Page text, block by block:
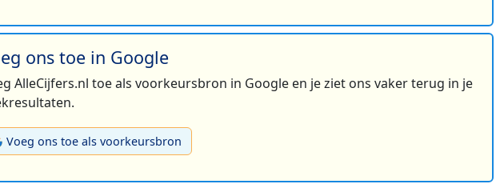
ons toe in Google
AlleCijfers.nl toe als voorkeursbron in Google en je ziet ons vaker terug in je
Voeg ons toe als voorkeursbron